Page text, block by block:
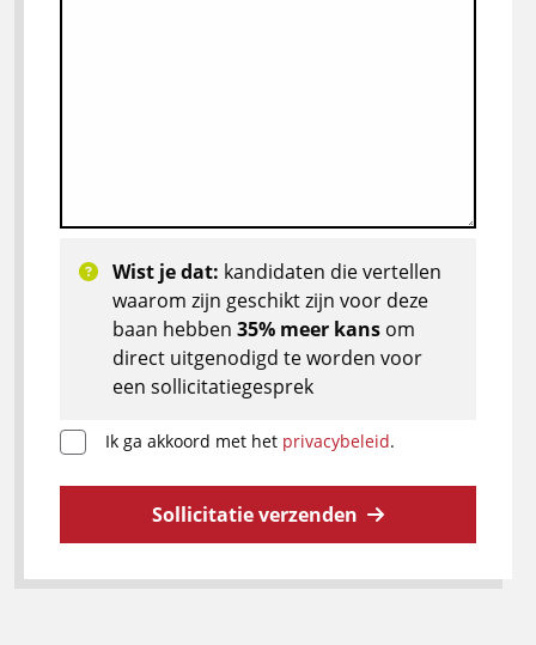
Wist je dat: kandidaten die vertellen
waarom zijn geschikt zijn voor deze
baan hebben 35% meer kans om
direct uitgenodigd te worden voor
een sollicitatiegesprek
Ik ga akkoord met het privacybeleid.
Sollicitatie verzenden